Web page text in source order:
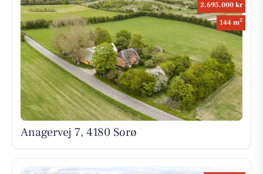
2.695.000 kr
144 m2
Anagervej 7, 4180 Sorø